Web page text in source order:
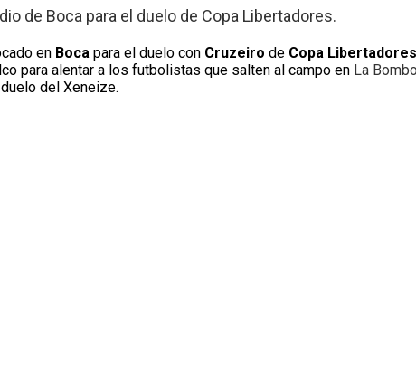
de Boca para el duelo de Copa Libertadores.
en Boca para el duelo con Cruzeiro de Copa
para alentar a los futbolistas que salten al campo en La
del Xeneize.